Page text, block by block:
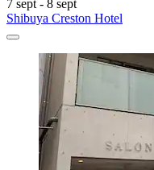
7 sept - 8 sept
Shibuya Creston Hotel